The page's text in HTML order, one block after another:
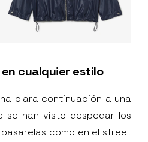
cualquier estilo
clara continuación a una
se han visto despegar los
como en el street